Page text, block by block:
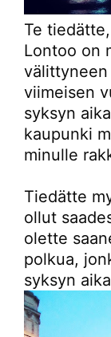
Te
Lontoo on
viimeisen
syksyn
kaupunki
minulle
Tiedätte
ollut
olette
polkua,
syksyn